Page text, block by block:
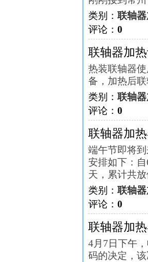
类别： 联轴
评论： 0
联轴器加
热装联轴器
备，加热后
类别： 联轴
评论： 0
联轴器加
端午节即将
安排如下：
天，累计共
类别： 联轴
评论： 0
联轴器加
4月7日下午
码的决定，